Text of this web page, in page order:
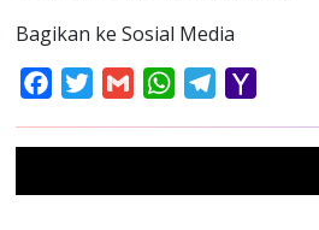
Bagikan ke Sosial Media
FacebookTwitterGmail WhatsAppTelegram